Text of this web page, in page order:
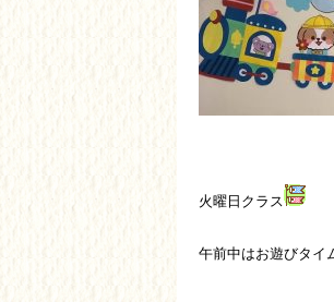
火曜日クラス
午前中はお遊びタイ